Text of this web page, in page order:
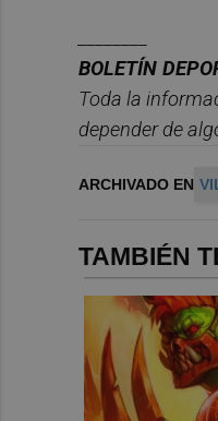
BOLETÍN
Toda la
depender de
ARCHIVADO EN
TAMBIÉN